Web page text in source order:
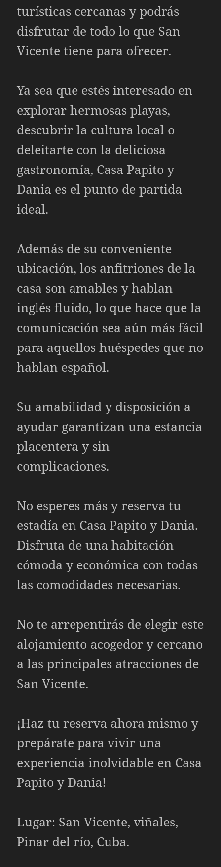
turísticas cercanas y podrás
disfrutar de todo lo que San
Vicente tiene para ofrecer.
Ya sea que estés interesado en
explorar hermosas playas,
descubrir la cultura local o
deleitarte con la deliciosa
gastronomía, Casa Papito y
Dania es el punto de partida
ideal.
Además de su conveniente
ubicación, los anfitriones de la
casa son amables y hablan
inglés fluido, lo que hace que la
comunicación sea aún más fácil
para aquellos huéspedes que no
hablan español.
Su amabilidad y disposición a
ayudar garantizan una estancia
placentera y sin
complicaciones.
No esperes más y reserva tu
estadía en Casa Papito y Dania.
Disfruta de una habitación
cómoda y económica con todas
las comodidades necesarias.
No te arrepentirás de elegir este
alojamiento acogedor y cercano
a las principales atracciones de
San Vicente.
¡Haz tu reserva ahora mismo y
prepárate para vivir una
experiencia inolvidable en Casa
Papito y Dania!
Lugar: San Vicente, viñales,
Pinar del río, Cuba.